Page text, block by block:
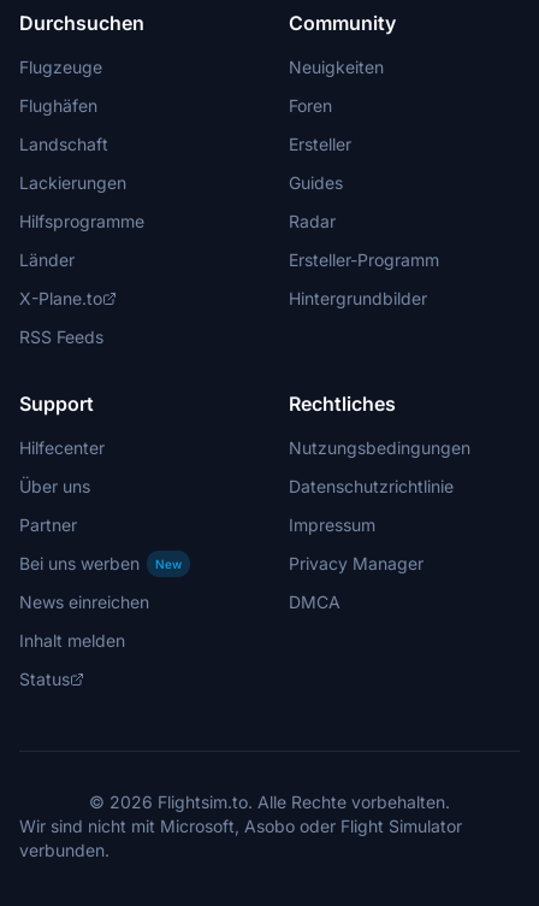
Durchsuchen
Flugzeuge
Flughäfen
Landschaft
Lackierungen
Hilfsprogramme
Länder
X-Plane.to
RSS Feeds
Community
Neuigkeiten
Foren
Ersteller
Guides
Radar
Ersteller-Programm
Hintergrundbilder
Support
Hilfecenter
Über uns
Partner
Bei uns werben
New
News einreichen
Inhalt melden
Status
Rechtliches
Nutzungsbedingungen
Datenschutzrichtlinie
Impressum
Privacy Manager
DMCA
© 2026 Flightsim.to. Alle Rechte vorbehalten.
Wir sind nicht mit Microsoft, Asobo oder Flight Simulator
verbunden.